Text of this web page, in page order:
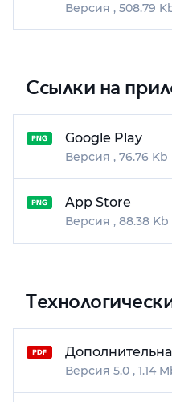
508.79
Ссылки на
Google Play
76.76 Kb
App Store
88.38 Kb
5.0 1.14